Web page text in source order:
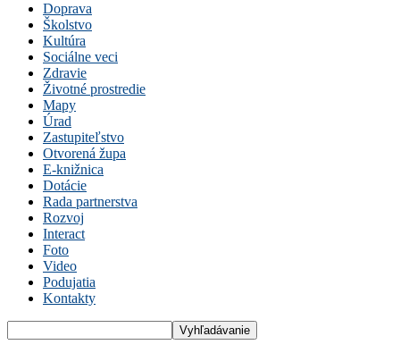
Doprava
Školstvo
Kultúra
Sociálne veci
Zdravie
Životné prostredie
Mapy
Úrad
Zastupiteľstvo
Otvorená župa
E-knižnica
Dotácie
Rada partnerstva
Rozvoj
Interact
Foto
Video
Podujatia
Kontakty